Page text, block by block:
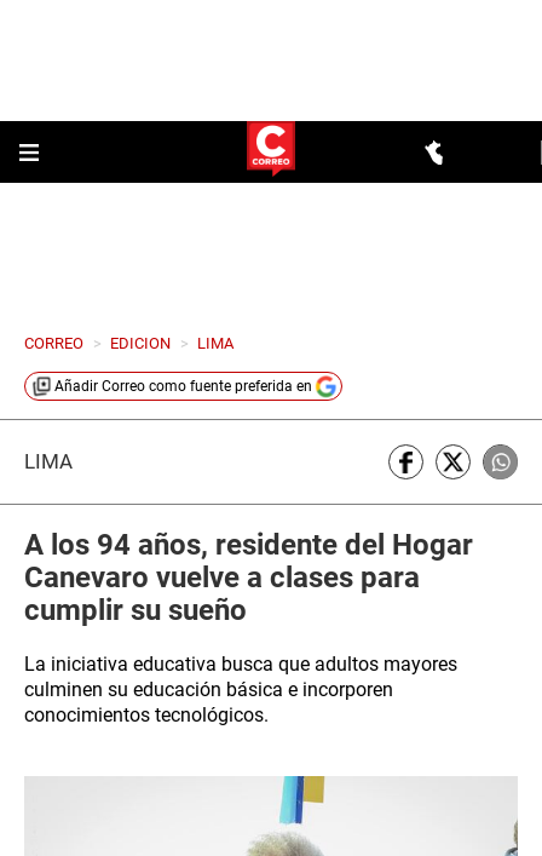
CORREO > EDICION > LIMA
Añadir Correo como fuente preferida en
LIMA
A los 94 años, residente del Hogar
Canevaro vuelve a clases para
cumplir su sueño
La iniciativa educativa busca que adultos mayores
culminen su educación básica e incorporen
conocimientos tecnológicos.